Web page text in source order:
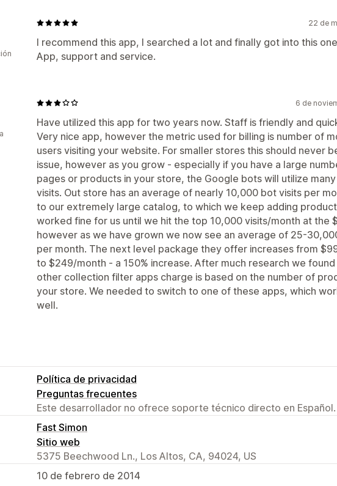
22 de
I recommend this app, I searched a lot and finally got into this
App, support and service.
6 de
Have utilized this app for two years now. Staff is friendly and
Very nice app, however the metric used for billing is number of
users visiting your website. For smaller stores this should never
issue, however as you grow - especially if you have a large
pages or products in your store, the Google bots will utilize
visits. Out store has an average of nearly 10,000 bot visits per
to our extremely large catalog, to which we keep adding
worked fine for us until we hit the top 10,000 visits/month at the
however as we have grown we now see an average of 25-
per month. The next level package they offer increases from
to $249/month - a 150% increase. After much research we
other collection filter apps charge is based on the number of
your store. We needed to switch to one of these apps, which
well.
Política de privacidad
Preguntas frecuentes
Este desarrollador no ofrece soporte técnico directo en Español.
Fast Simon
Sitio web
5375 Beechwood Ln., Los Altos, CA, 94024, US
10 de febrero de 2014